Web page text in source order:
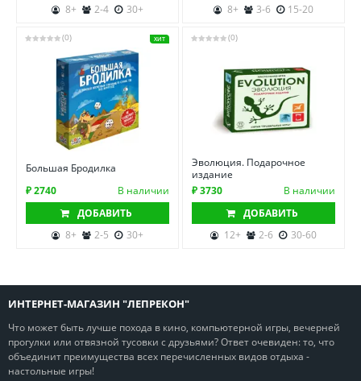
8+
2-4 30+
8+
3-6 15-20
(0) ХИТ
Большая Бродилка
₽ 2740
В наличии
ДОБАВИТЬ
8+
2-5 30+
(0)
Эволюция. Подарочное
издание
₽ 3730
В наличии
ДОБАВИТЬ
12+
2-6 30-60
ИНТЕРНЕТ-МАГАЗИН "ЛЕПРЕКОН"
Что может быть лучше похода в кино, компьютерной игры, вечерней
прогулки или отвязной тусовки с друзьями? Ответ очевиден: то, что
объединит преимущества всех перечисленных видов отдыха -
настольные игры!